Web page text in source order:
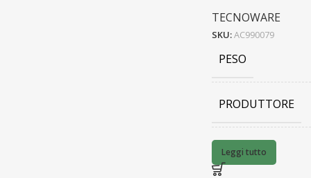
TECNOWARE
SKU:AC990079
PESO
PRODUTTORE
BARCODE
Leggi tutto